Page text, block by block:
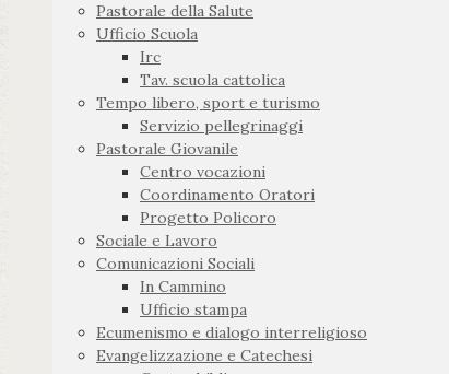
Pastorale della Salute
Ufficio Scuola
Irc
Tav. scuola cattolica
Tempo libero, sport e turismo
Servizio pellegrinaggi
Pastorale Giovanile
Centro vocazioni
Coordinamento Oratori
Progetto Policoro
Sociale e Lavoro
Comunicazioni Sociali
In Cammino
Ufficio stampa
Ecumenismo e dialogo interreligioso
Evangelizzazione e Catechesi